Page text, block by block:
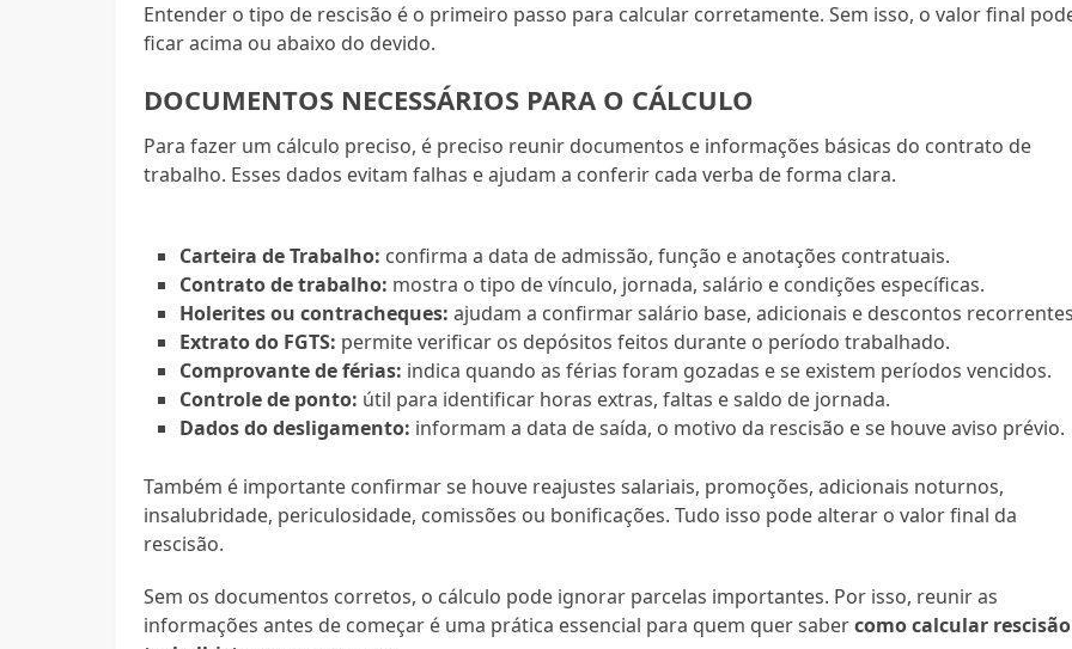
Entender o tipo de rescisão é o primeiro passo para calcular corretamente. Sem isso, o valor final
ficar acima ou abaixo do devido.
DOCUMENTOS NECESSÁRIOS PARA O CÁLCULO
Para fazer um cálculo preciso, é preciso reunir documentos e informações básicas do contrato de
trabalho. Esses dados evitam falhas e ajudam a conferir cada verba de forma clara.
Carteira de Trabalho: confirma a data de admissão, função e anotações contratuais.
Contrato de trabalho: mostra o tipo de vínculo, jornada, salário e condições específicas.
Holerites ou contracheques: ajudam a confirmar salário base, adicionais e descontos
Extrato do FGTS: permite verificar os depósitos feitos durante o período trabalhado.
Comprovante de férias: indica quando as férias foram gozadas e se existem períodos vencidos.
Controle de ponto: útil para identificar horas extras, faltas e saldo de jornada.
Dados do desligamento: informam a data de saída, o motivo da rescisão e se houve aviso prévio.
Também é importante confirmar se houve reajustes salariais, promoções, adicionais noturnos,
insalubridade, periculosidade, comissões ou bonificações. Tudo isso pode alterar o valor final da
rescisão.
Sem os documentos corretos, o cálculo pode ignorar parcelas importantes. Por isso, reunir as
informações antes de começar é uma prática essencial para quem quer sabercomo calcular rescisão